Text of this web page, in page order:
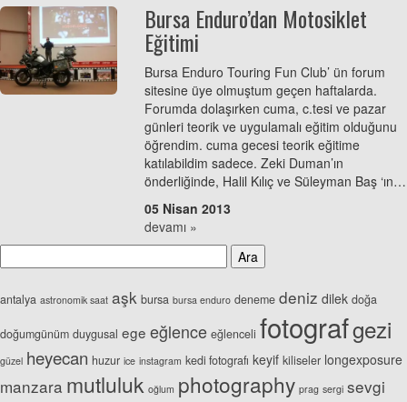
Bursa Enduro’dan Motosiklet
Eğitimi
Bursa Enduro Touring Fun Club’ ün forum
sitesine üye olmuştum geçen haftalarda.
Forumda dolaşırken cuma, c.tesi ve pazar
günleri teorik ve uygulamalı eğitim olduğunu
öğrendim. cuma gecesi teorik eğitime
katılabildim sadece. Zeki Duman’ın
önderliğinde, Halil Kılıç ve Süleyman Baş ‘ın…
05 Nisan 2013
devamı »
antalya astronomik saat aşk bursa bursa enduro deneme deniz dilek doğa
doğumgünüm duygusal ege eğlence eğlenceli fotografgezi
güzel heyecan huzur ice instagram kedi fotografı keyif kiliseler longexposure
manzara mutluluk oğlum photography prag sergi sevgi